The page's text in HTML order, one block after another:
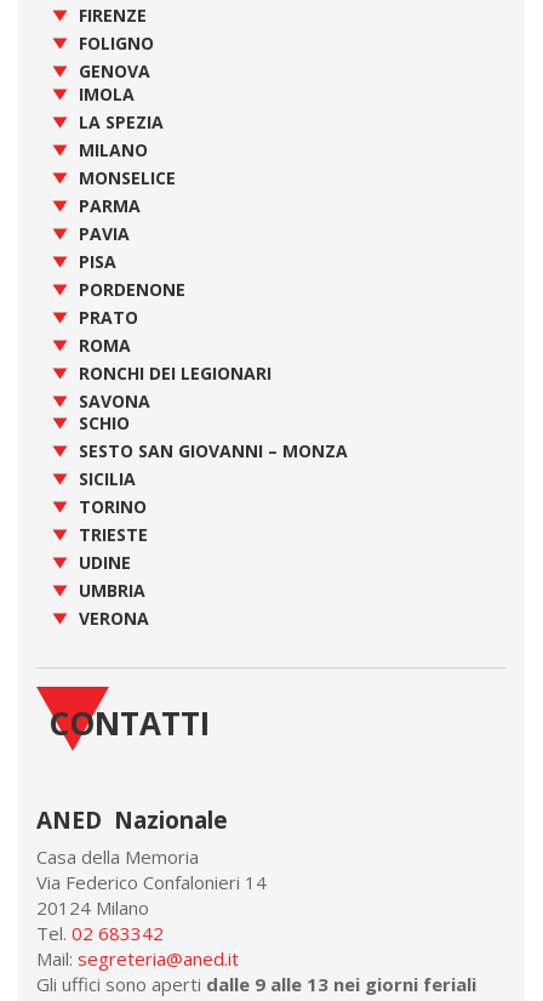
FIRENZE
FOLIGNO
GENOVA
IMOLA
LA SPEZIA
MILANO
MONSELICE
PARMA
PAVIA
PISA
PORDENONE
PRATO
ROMA
RONCHI DEI LEGIONARI
SAVONA
SCHIO
SESTO SAN GIOVANNI – MONZA
SICILIA
TORINO
TRIESTE
UDINE
UMBRIA
VERONA
CONTATTI
ANED Nazionale
Casa della Memoria
Via Federico Confalonieri 14
20124 Milano
Tel. 02 683342
Mail: segreteria@aned.it
Gli uffici sono aperti dalle 9 alle 13 nei giorni feriali